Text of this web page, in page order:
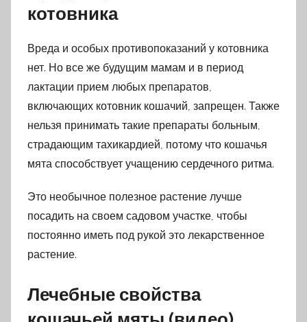
котовника
Вреда и особых противопоказаний у котовника
нет. Но все же будущим мамам и в период
лактации прием любых препаратов,
включающих котовник кошачий, запрещен. Также
нельзя принимать такие препараты больным,
страдающим тахикардией, потому что кошачья
мята способствует учащению сердечного ритма.
Это необычное полезное растение лучше
посадить на своем садовом участке, чтобы
постоянно иметь под рукой это лекарственное
растение.
Лечебные свойства